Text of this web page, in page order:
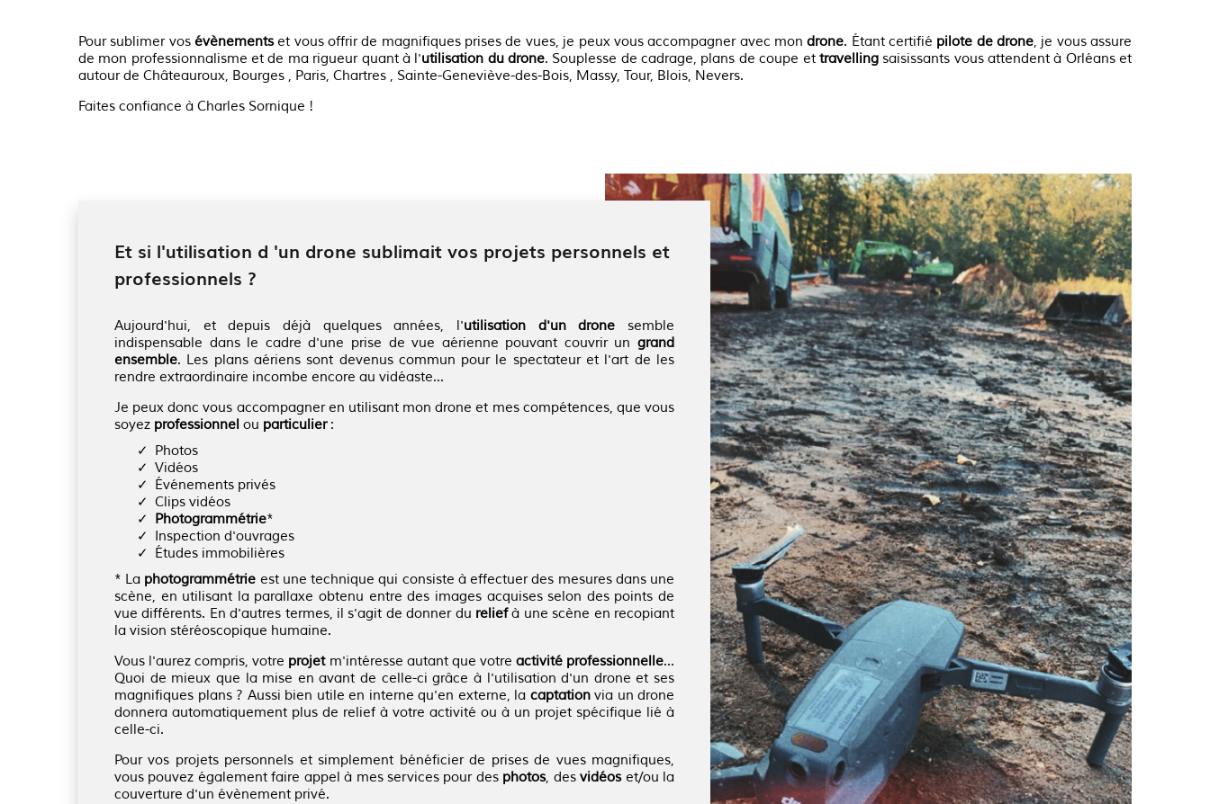
Pour sublimer vosévènementset vous offrir de magnifiques prises de vues, je peux vous accompagner avec mondrone. Étant certifié pilote de drone, je vous assure
de mon professionnalisme et de ma rigueur quant à l'utilisation du drone. Souplesse de cadrage, plans de coupe et travellingsaisissants vous attendent à Orléans et
autour de Châteauroux, Bourges , Paris, Chartres , Sainte-Geneviève-des-Bois, Massy, Tour, Blois, Nevers.
Faites confiance à Charles Sornique !
Et si l'utilisation d 'un drone sublimait vos projets personnels et
professionnels ?
Aujourd'hui, et depuis déjà quelques années, l'utilisation d'un drone semble
indispensable dans le cadre d'une prise de vue aérienne pouvant couvrir un grand
ensemble. Les plans aériens sont devenus commun pour le spectateur et l'art de les
rendre extraordinaire incombe encore au vidéaste...
Je peux donc vous accompagner en utilisant mon drone et mes compétences, que vous
soyez professionnel ou particulier:
Photos
Vidéos
Événements privés
Clips vidéos
Photogrammétrie*
Inspection d'ouvrages
Études immobilières
* La photogrammétrie est une technique qui consiste à effectuer des mesures dans une
scène, en utilisant la parallaxe obtenu entre des images acquises selon des points de
vue différents. En d'autres termes, il s'agit de donner du reliefà une scène en recopiant
la vision stéréoscopique humaine.
Vous l'aurez compris, votre projetm'intéresse autant que votre activité professionnelle...
Quoi de mieux que la mise en avant de celle-ci grâce à l'utilisation d'un drone et ses
magnifiques plans ? Aussi bien utile en interne qu'en externe, la captationvia un drone
donnera automatiquement plus de relief à votre activité ou à un projet spécifique lié à
celle-ci.
Pour vos projets personnels et simplement bénéficier de prises de vues magnifiques,
vous pouvez également faire appel à mes services pour desphotos, desvidéoset/ou la
couverture d'un évènement privé.